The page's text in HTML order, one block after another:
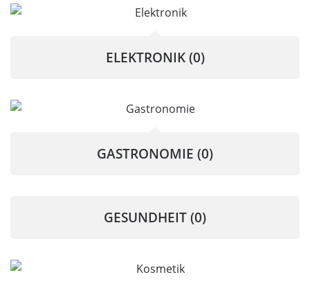
ELEKTRONIK(0)
GASTRONOMIE (0)
GESUNDHEIT(0)